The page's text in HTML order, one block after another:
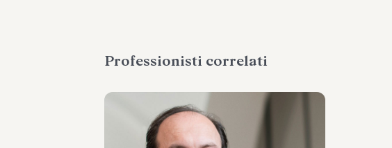
Professionisti correlati